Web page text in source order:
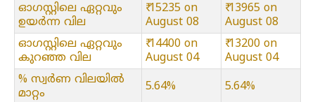
ഓഗസ്റ്റിലെ ഏറ്റവും
ഉയർന്ന വില
₹ 15235 on
August 08
₹ 13965 on
August 08
ഓഗസ്റ്റിലെ ഏറ്റവും
കുറഞ്ഞ വില
₹ 14400 on
August 04
₹ 13200 on
August 04
% സ്വർണ വിലയിൽ
മാറ്റം
5.64% 5.64%